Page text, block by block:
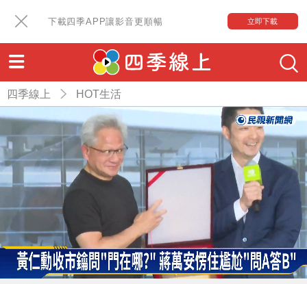
下載四季APP讓影音更順暢 立即下載
四季線上 HOT生活